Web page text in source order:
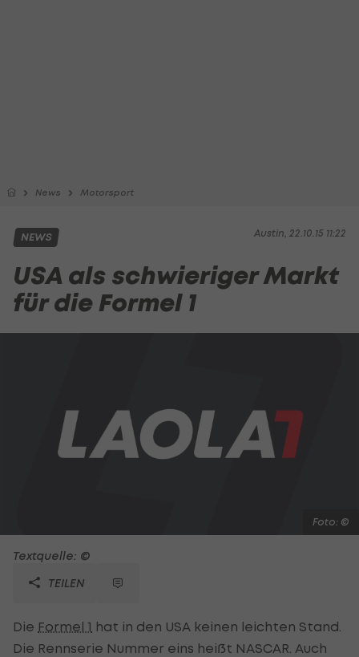
News Motorsport
Austin, 22.10.15 11:22
NEWS
USA als schwieriger Markt
für die Formel 1
Foto: ©
Textquelle: ©
TEILEN
Die Formel 1 hat in den USA keinen leichten Stand.
Die Rennserie Nummer eins heißt NASCAR. Auch